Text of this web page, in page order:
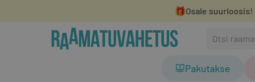
🎁Osale suurloosis!
Pakutakse